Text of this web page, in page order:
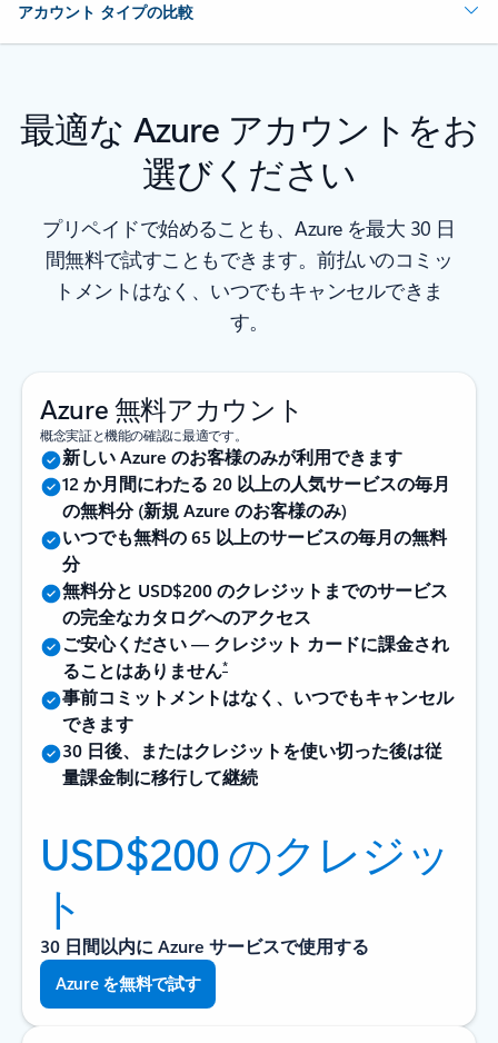
アカウント タイプの比較
最適な Azure アカウントをお
選びください
プリペイドで始めることも、Azure を最大 30 日
間無料で試すこともできます。前払いのコミッ
トメントはなく、いつでもキャンセルできま
す。
Azure 無料アカウント
概念実証と機能の確認に最適です。
新しい Azure のお客様のみが利用できます
12 か月間にわたる 20 以上の人気サービスの毎月
の無料分 (新規 Azure のお客様のみ)
いつでも無料の 65 以上のサービスの毎月の無料
分
無料分と USD$200 のクレジットまでのサービス
の完全なカタログへのアクセス
ご安心ください — クレジット カードに課金され
ることはありません*
事前コミットメントはなく、いつでもキャンセル
できます
30 日後、またはクレジットを使い切った後は従
量課金制に移行して継続
USD$200 のクレジッ
ト
30 日間以内に Azure サービスで使用する
Azure を無料で試す